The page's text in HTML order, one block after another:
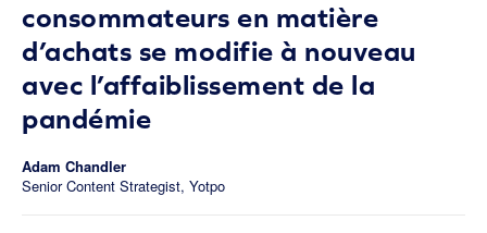
consommateurs en matière
d’achats se modifie à nouveau
avec l’affaiblissement de la
pandémie
Adam Chandler
Senior Content Strategist, Yotpo